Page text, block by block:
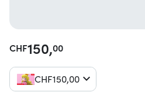
CHF150,00
CHF150,00